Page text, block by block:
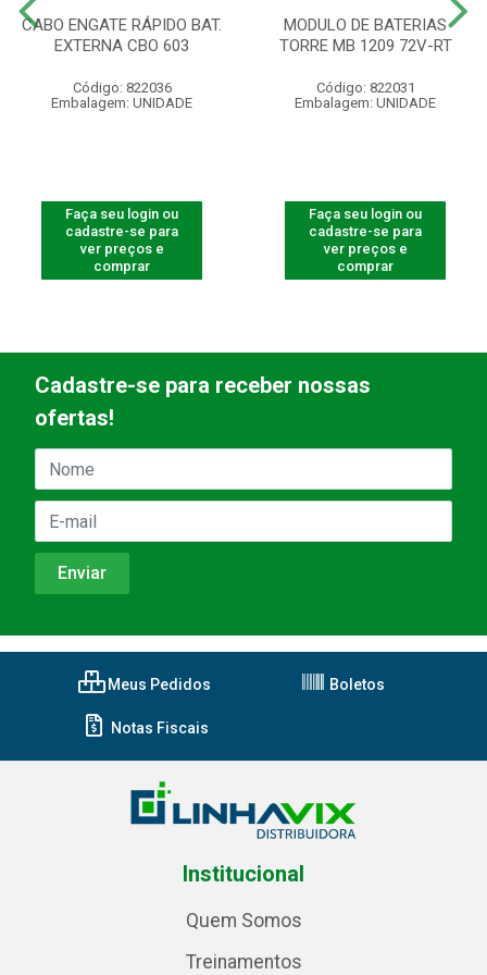
CABO ENGATE RÁPIDO BAT.
EXTERNA CBO 603
Código: 822036
Embalagem: UNIDADE
Faça seu login ou
cadastre-se para
ver preços e
comprar
MODULO DE BATERIAS
TORRE MB 1209 72V-RT
Código: 822031
Embalagem: UNIDADE
Faça seu login ou
cadastre-se para
ver preços e
comprar
Cadastre-se para receber nossas
ofertas!
Meus Pedidos Boletos
Notas Fiscais
Institucional
Quem Somos
Treinamentos